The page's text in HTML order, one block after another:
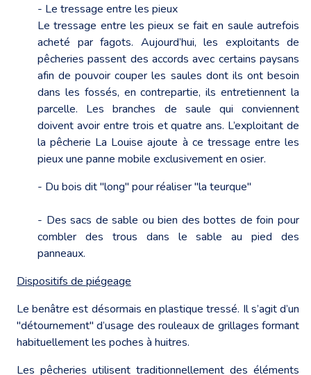
- Le tressage entre les pieux
Le tressage entre les pieux se fait en saule autrefois
acheté par fagots. Aujourd’hui, les exploitants de
pêcheries passent des accords avec certains paysans
afin de pouvoir couper les saules dont ils ont besoin
dans les fossés, en contrepartie, ils entretiennent la
parcelle. Les branches de saule qui conviennent
doivent avoir entre trois et quatre ans. L’exploitant de
la pêcherie La Louise ajoute à ce tressage entre les
pieux une panne mobile exclusivement en osier.
- Du bois dit "long" pour réaliser "la teurque"
- Des sacs de sable ou bien des bottes de foin pour
combler des trous dans le sable au pied des
panneaux.
Dispositifs de piégeage
Le benâtre est désormais en plastique tressé. Il s’agit d’un
"détournement" d’usage des rouleaux de grillages formant
habituellement les poches à huitres.
Les pêcheries utilisent traditionnellement des éléments